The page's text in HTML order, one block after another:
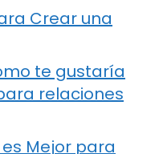
Crear una
te gustaría
relaciones
Mejor para